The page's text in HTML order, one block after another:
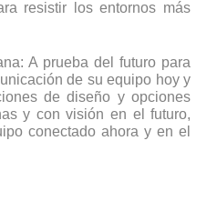
resistir los entornos más
A prueba del futuro para
de su equipo hoy y
de diseño y opciones
y con visión en el futuro,
conectado ahora y en el